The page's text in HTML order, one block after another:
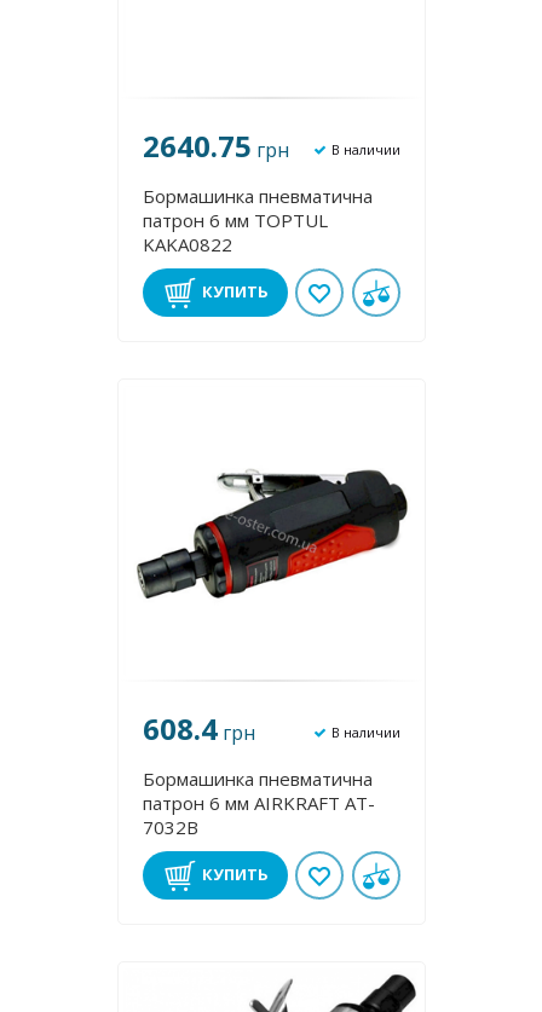
2640.75 грн В наличии
Бормашинка пневматична
патрон 6 мм TOPTUL
KAKA0822
КУПИТЬ
608.4 грн В наличии
Бормашинка пневматична
патрон 6 мм AIRKRAFT AT-
7032B
КУПИТЬ